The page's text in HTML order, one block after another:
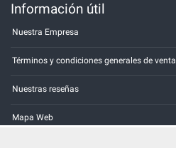
Información útil
Nuestra Empresa
Términos y condiciones generales de venta
Nuestras reseñas
Mapa Web